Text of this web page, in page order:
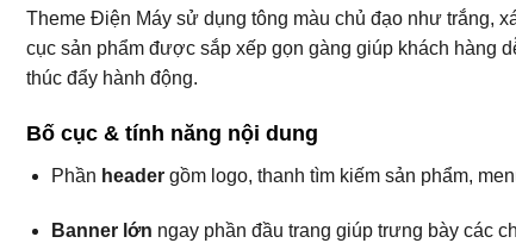
Theme Điện Máy sử dụng tông màu chủ đạo như trắng,
cục sản phẩm được sắp xếp gọn gàng giúp khách hàng
thúc đẩy hành động.
Bố cục & tính năng nội dung
Phần headergồm logo, thanh tìm kiếm sản phẩm,
Banner lớn ngay phần đầu trang giúp trưng bày các